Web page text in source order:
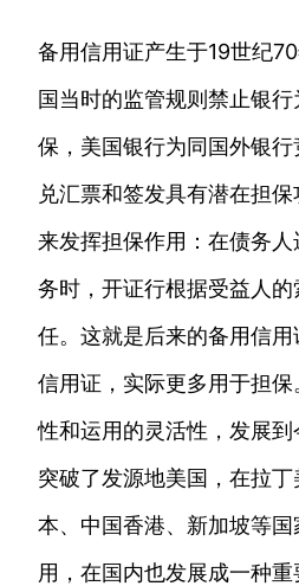
备用信用证产生于19世纪
国当时的监管规则禁止银
保，美国银行为同国外银
兑汇票和签发具有潜在担
来发挥担保作用：在债务
务时，开证行根据受益人
任。这就是后来的备用信
信用证，实际更多用于担
性和运用的灵活性，发展
突破了发源地美国，在拉
本、中国香港、新加坡等
用，在国内也发展成一种重